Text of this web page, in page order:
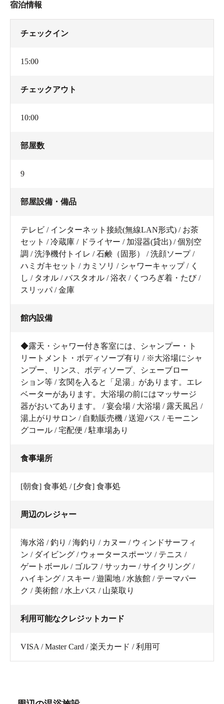
宿泊情報
チェックイン
15:00
チェックアウト
10:00
部屋数
9
部屋設備・備品
テレビ / インターネット接続(無線LAN形式) / お茶
セット / 冷蔵庫 / ドライヤー / 加湿器(貸出) / 個別空
調 / 洗浄機付トイレ / 石鹸（固形） / 洗顔ソープ /
ハミガキセット / カミソリ / シャワーキャップ / く
し / タオル / バスタオル / 浴衣 / くつろぎ着・たび /
スリッパ / 金庫
館内設備
◆露天・シャワー付き客室には、シャンプー・ト
リートメント・ボディソープ有り / ※大浴場にシャ
ンプー、リンス、ボディソープ、シェーブロー
ション等 / 玄関を入ると「足湯」があります。エレ
ベーターがあります。大浴場の前にはマッサージ
器がおいてあります。 / 宴会場 / 大浴場 / 露天風呂 /
湯上がりサロン / 自動販売機 / 送迎バス / モーニン
グコール / 宅配便 / 駐車場あり
食事場所
[朝食] 食事処 / [夕食] 食事処
周辺のレジャー
海水浴 / 釣り / 海釣り / カヌー / ウィンドサーフィ
ン / ダイビング / ウォータースポーツ / テニス /
ゲートボール / ゴルフ / サッカー / サイクリング /
ハイキング / スキー / 遊園地 / 水族館 / テーマパー
ク / 美術館 / 水上バス / 山菜取り
利用可能なクレジットカード
VISA / Master Card / 楽天カード / 利用可